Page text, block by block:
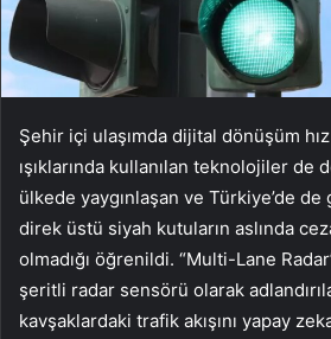
Şehir içi ulaşımda dijital dönüşüm
ışıklarında kullanılan teknolojiler de
ülkede yaygınlaşan ve Türkiye’de
direk üstü siyah kutuların aslında
olmadığı öğrenildi. “Multi-Lane
şeritli radar sensörü olarak
kavşaklardaki trafik akışını yapay